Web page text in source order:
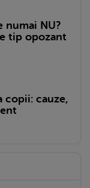
numai NU?
tip opozant
copii: cauze,